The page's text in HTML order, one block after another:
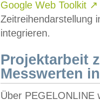
Google Web Toolkit ↗
Zeitreihendarstellung
integrieren.
Projektarbeit
Messwerten
Über PEGELONLINE